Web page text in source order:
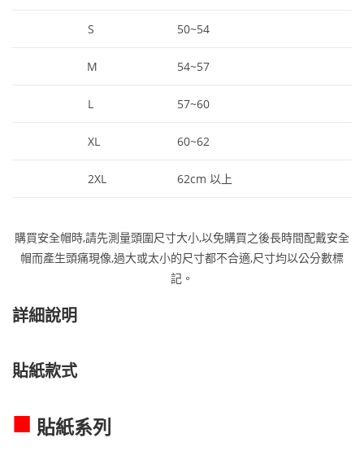
S 50~54
M 54~57
L 57~60
XL 60~62
2XL 62cm 以上
購買安全帽時,請先測量頭圍尺寸大小,以免購買之後長時間配戴安全
帽而產生頭痛現像,過大或太小的尺寸都不合適,尺寸均以公分數標
記。
詳細說明
貼紙款式
■ 貼紙系列